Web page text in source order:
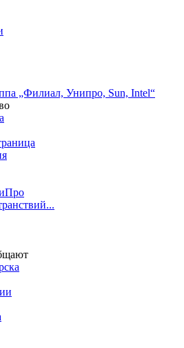
„Филиал, Унипро, Sun, Intel“